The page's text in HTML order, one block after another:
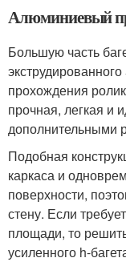
Алюминиевый
Большую часть
прохождения
прочная, легкая и
дополнительными
Подобная
каркаса и
поверхности,
стену. Если
площади, то
усиленного h-